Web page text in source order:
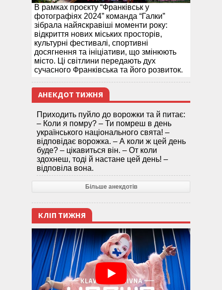
В рамках проєкту “Франківськ у
фотографіях 2024” команда “Галки”
зібрала найяскравіші моменти року:
відкриття нових міських просторів,
культурні фестивалі, спортивні
досягнення та ініціативи, що змінюють
місто. Ці світлини передають дух
сучасного Франківська та його розвиток.
АНЕКДОТ ТИЖНЯ
Приходить пуйло до ворожки та й питає:
– Коли я помру? – Ти помреш в день
українського національного свята! –
відповідає ворожка. – А коли ж цей день
буде? – цікавиться він. – От коли
здохнеш, тоді й настане цей день! –
відповіла вона.
Більше анекдотів
КЛІП ТИЖНЯ